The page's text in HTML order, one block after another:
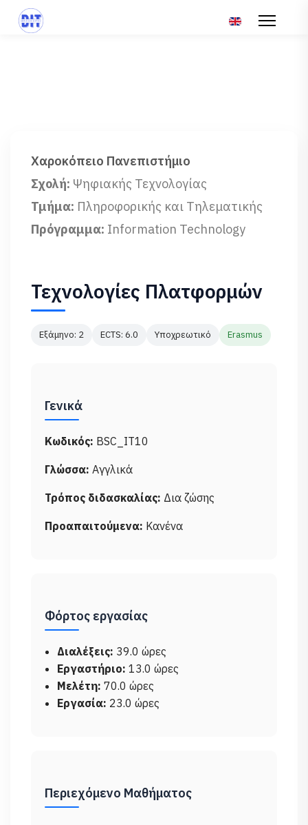
Επιλέξτε τη
Χαροκόπειο Πανεπιστήμιο
Σχολή: Ψηφιακής Τεχνολογίας
Τμήμα: Πληροφορικής και Τηλεματικής
Πρόγραμμα: Information Technology
Τεχνολογίες Πλατφορμών
Εξάμηνο: 2 ECTS: 6.0 Υποχρεωτικό Erasmus
Γενικά
Κωδικός: BSC_IT10
Γλώσσα: Αγγλικά
Τρόπος διδασκαλίας: Δια ζώσης
Προαπαιτούμενα: Κανένα
Φόρτος εργασίας
Διαλέξεις: 39.0 ώρες
Εργαστήριο: 13.0 ώρες
Μελέτη: 70.0 ώρες
Εργασία: 23.0 ώρες
Περιεχόμενο Μαθήματος